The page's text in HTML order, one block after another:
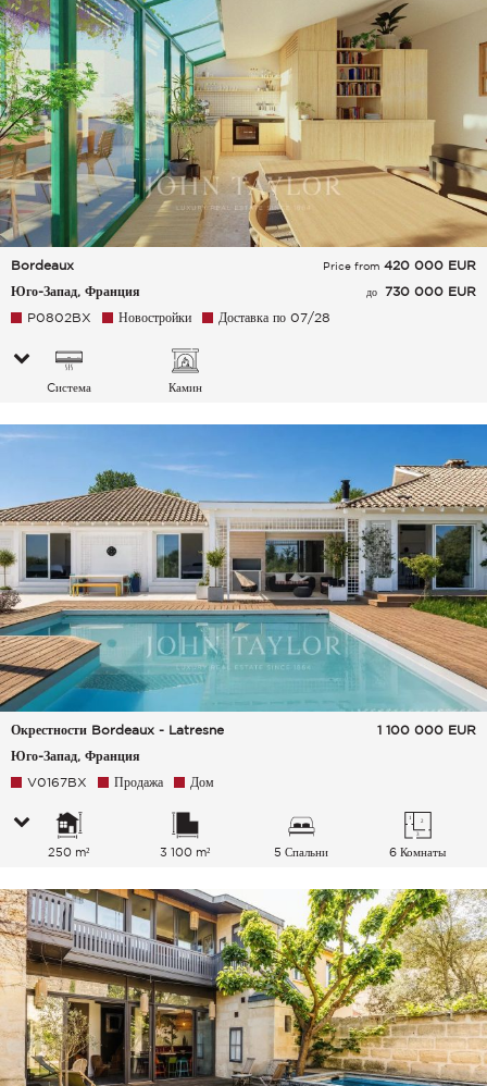
Bordeaux
Юго-Запад, Франция
Price from 420 000 EUR
до 730 000 EUR
P0802BX
Новостройки Доставка по 07/28
Cистема
Камин
Окрестности Bordeaux - Latresne
Юго-Запад, Франция
1 100 000 EUR
V0167BX Продажа Дом
250 m² 3 100 m² 5 Спальни 6 Комнаты